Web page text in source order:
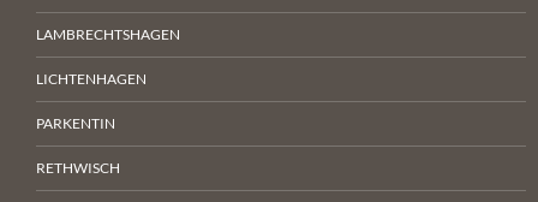
LAMBRECHTSHAGEN
LICHTENHAGEN
PARKENTIN
RETHWISCH